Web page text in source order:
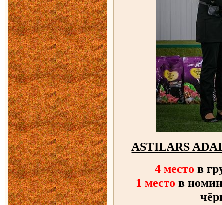
ASTILARS
4 место в
1 место в